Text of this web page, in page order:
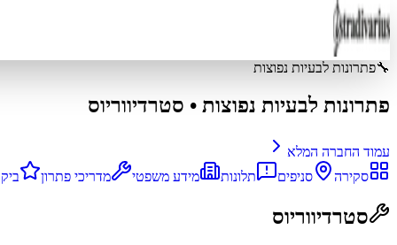
🔧פתרונות לבעיות נפוצות
פתרונות לבעיות נפוצות • סטרדיווריוס
עמוד החברה המלא
סקירה
סניפים תלונות מידע משפטי מדריכי פתרון
סטרדיווריוס